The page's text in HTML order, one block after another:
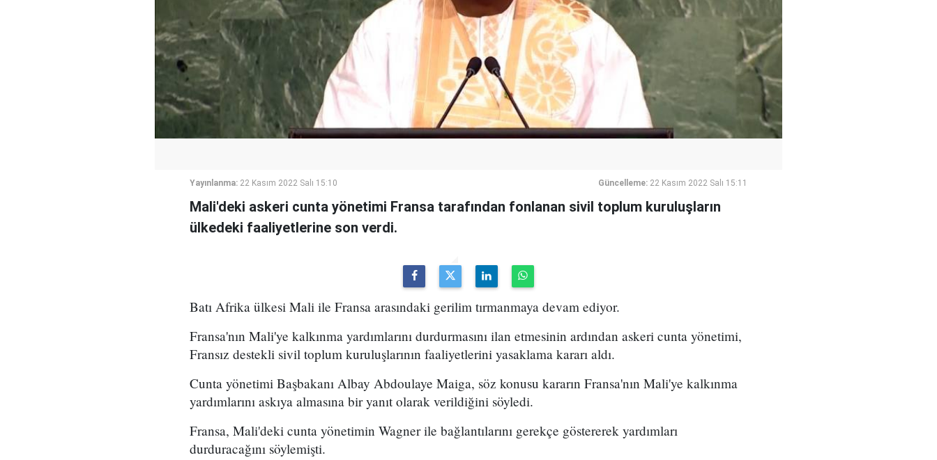
Yayınlanma: 22 Kasım 2022 Salı 15:10 Güncelleme: 22 Kasım 2022 Salı 15:11
Mali'deki askeri cunta yönetimi Fransa tarafından fonlanan sivil toplum kuruluşların
ülkedeki faaliyetlerine son verdi.
Batı Afrika ülkesi Mali ile Fransa arasındaki gerilim tırmanmaya devam ediyor.
Fransa'nın Mali'ye kalkınma yardımlarını durdurmasını ilan etmesinin ardından askeri cunta yönetimi,
Fransız destekli sivil toplum kuruluşlarının faaliyetlerini yasaklama kararı aldı.
Cunta yönetimi Başbakanı Albay Abdoulaye Maiga, söz konusu kararın Fransa'nın Mali'ye kalkınma
yardımlarını askıya almasına bir yanıt olarak verildiğini söyledi.
Fransa, Mali'deki cunta yönetimin Wagner ile bağlantılarını gerekçe göstererek yardımları
durduracağını söylemişti.